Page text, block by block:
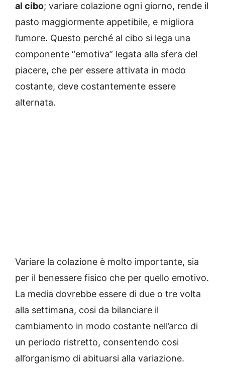
al cibo; variare colazione ogni giorno, rende il
pasto maggiormente appetibile, e migliora
l’umore. Questo perché al cibo si lega una
componente “emotiva” legata alla sfera del
piacere, che per essere attivata in modo
costante, deve costantemente essere
alternata.
Variare la colazione è molto importante, sia
per il benessere fisico che per quello emotivo.
La media dovrebbe essere di due o tre volta
alla settimana, cosi da bilanciare il
cambiamento in modo costante nell’arco di
un periodo ristretto, consentendo cosi
all’organismo di abituarsi alla variazione.